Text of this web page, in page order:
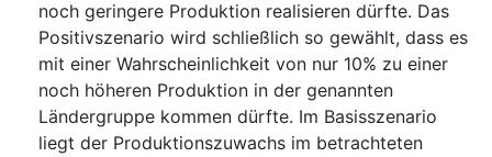
noch geringere Produktion realisieren dürfte. Das
Positivszenario wird schließlich so gewählt, dass es
mit einer Wahrscheinlichkeit von nur 10% zu einer
noch höheren Produktion in der genannten
Ländergruppe kommen dürfte. Im Basisszenario
liegt der Produktionszuwachs im betrachteten